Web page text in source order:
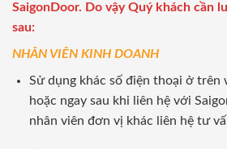
SaigonDoor. Do vậy Quý khách cần
sau:
NHÂN VIÊN KINH DOANH
Sử dụng khác số điện thoại ở trên
hoặc ngay sau khi liên hệ với
nhân viên đơn vị khác liên hệ tư